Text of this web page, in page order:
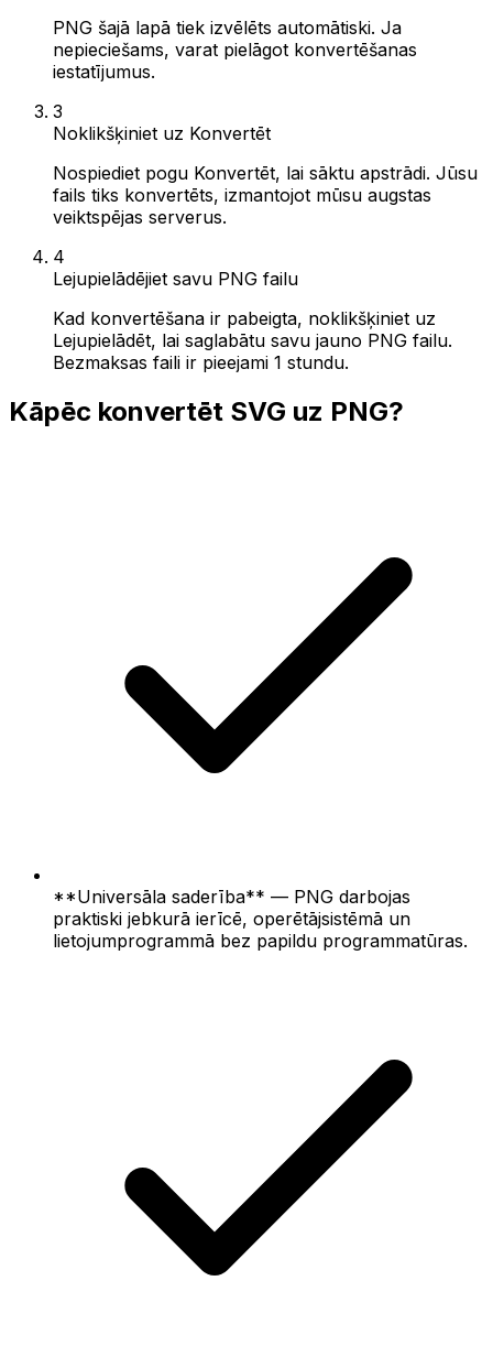
PNG šajā lapā tiek izvēlēts automātiski. Ja
nepieciešams, varat pielāgot konvertēšanas
iestatījumus.
3
Noklikšķiniet uz Konvertēt
Nospiediet pogu Konvertēt, lai sāktu apstrādi. Jūsu
fails tiks konvertēts, izmantojot mūsu augstas
veiktspējas serverus.
4
Lejupielādējiet savu PNG failu
Kad konvertēšana ir pabeigta, noklikšķiniet uz
Lejupielādēt, lai saglabātu savu jauno PNG failu.
Bezmaksas faili ir pieejami 1 stundu.
Kāpēc konvertēt SVG uz PNG?
**Universāla saderība** — PNG darbojas
praktiski jebkurā ierīcē, operētājsistēmā un
lietojumprogrammā bez papildu programmatūras.